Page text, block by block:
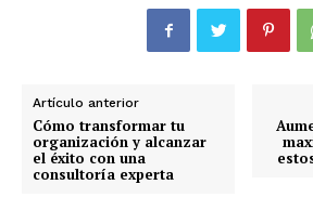
Artículo anterior
Cómo transformar tu
organización y alcanzar
el éxito con una
consultoría experta